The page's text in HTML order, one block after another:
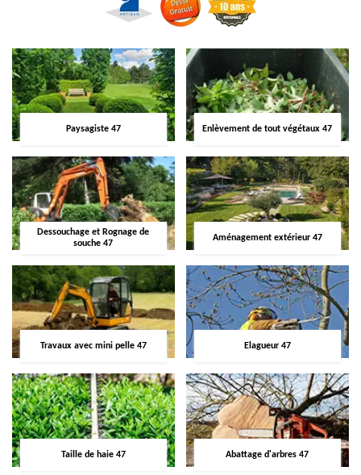
Paysagiste 47 Enlèvement de tout végétaux 47
Dessouchage et Rognage de
souche 47
Aménagement extérieur 47
Travaux avec mini pelle 47 Elagueur 47
Taille de haie 47 Abattage d'arbres 47